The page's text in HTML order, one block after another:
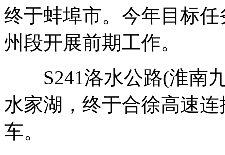
终于蚌埠市。今年目标
州段开展前期工作。
S241洛水公路(淮南九
水家湖，终于合徐高速
车。